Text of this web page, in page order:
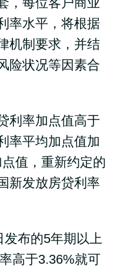
，每位客户商业
率水平，将根据
机制要求，并结
险状况等因素合
利率加点值高于
率平均加点值加
值，重新约定的
新发放房贷利率
发布的5年期以上
高于3.36%就可